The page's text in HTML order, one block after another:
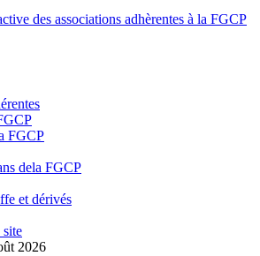
des associations adhèrentes à la FGCP
FGCP
dela FGCP
et dérivés
site
2026